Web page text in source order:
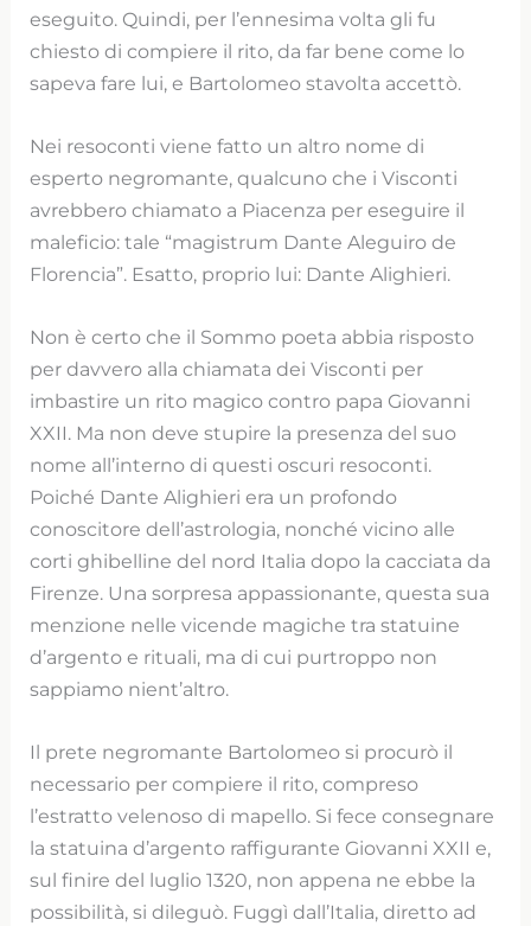
eseguito. Quindi, per l’ennesima volta gli fu
chiesto di compiere il rito, da far bene come lo
sapeva fare lui, e Bartolomeo stavolta accettò.
Nei resoconti viene fatto un altro nome di
esperto negromante, qualcuno che i Visconti
avrebbero chiamato a Piacenza per eseguire il
maleficio: tale “magistrum Dante Aleguiro de
Florencia”. Esatto, proprio lui: Dante Alighieri.
Non è certo che il Sommo poeta abbia risposto
per davvero alla chiamata dei Visconti per
imbastire un rito magico contro papa Giovanni
XXII. Ma non deve stupire la presenza del suo
nome all’interno di questi oscuri resoconti.
Poiché Dante Alighieri era un profondo
conoscitore dell’astrologia, nonché vicino alle
corti ghibelline del nord Italia dopo la cacciata da
Firenze. Una sorpresa appassionante, questa sua
menzione nelle vicende magiche tra statuine
d’argento e rituali, ma di cui purtroppo non
sappiamo nient’altro.
Il prete negromante Bartolomeo si procurò il
necessario per compiere il rito, compreso
l’estratto velenoso di mapello. Si fece consegnare
la statuina d’argento raffigurante Giovanni XXII e,
sul finire del luglio 1320, non appena ne ebbe la
possibilità, si dileguò. Fuggì dall’Italia, diretto ad